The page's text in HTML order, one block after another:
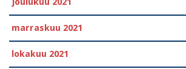
marraskuu 2021
lokakuu 2021